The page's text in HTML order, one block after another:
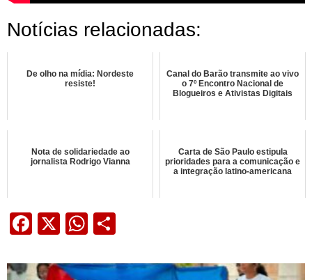
Notícias relacionadas:
De olho na mídia: Nordeste
resiste!
Canal do Barão transmite ao vivo
o 7º Encontro Nacional de
Blogueiros e Ativistas Digitais
Nota de solidariedade ao
jornalista Rodrigo Vianna
Carta de São Paulo estipula
prioridades para a comunicação e
a integração latino-americana
Facebook
X WhatsApp